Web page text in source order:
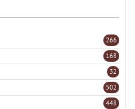
266
168
32
502
448